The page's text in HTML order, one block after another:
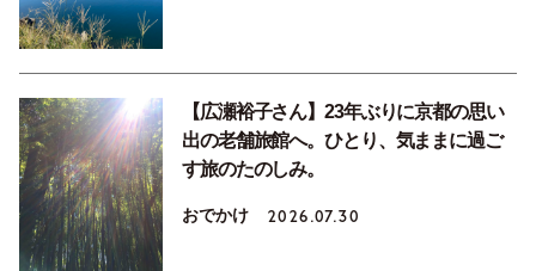
【広瀬裕子さん】23年ぶりに京都の思い
出の老舗旅館へ。ひとり、気ままに過ご
す旅のたのしみ。
おでかけ 2026.07.30